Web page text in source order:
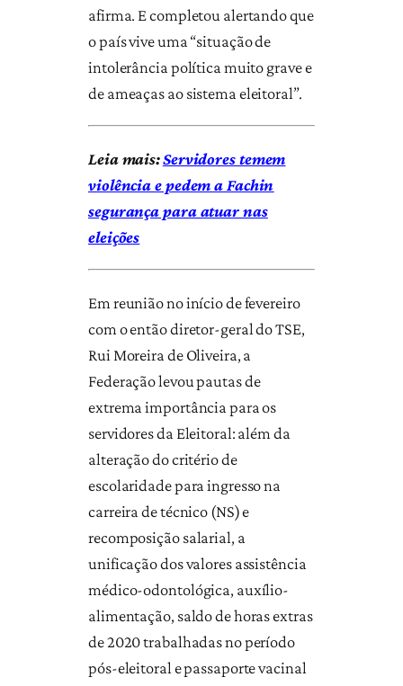
afirma. E completou alertando que
o país vive uma “situação de
intolerância política muito grave e
de ameaças ao sistema eleitoral”.
Leia mais:Servidores temem
violência e pedem a Fachin
segurança para atuar nas
eleições
Em reunião no início de fevereiro
com o então diretor-geral do TSE,
Rui Moreira de Oliveira, a
Federação levou pautas de
extrema importância para os
servidores da Eleitoral: além da
alteração do critério de
escolaridade para ingresso na
carreira de técnico (NS) e
recomposição salarial, a
unificação dos valores assistência
médico-odontológica, auxílio-
alimentação, saldo de horas extras
de 2020 trabalhadas no período
pós-eleitoral e passaporte vacinal